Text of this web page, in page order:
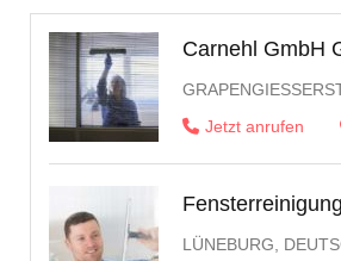
Carnehl GmbH
Jetzt anrufen
LÜNEBURG,